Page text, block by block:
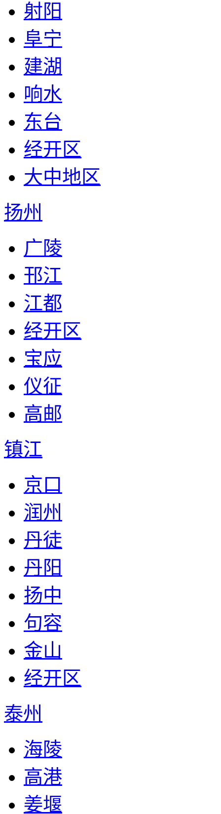
射阳
阜宁
建湖
响水
东台
经开区
大中地区
扬州
广陵
邗江
江都
经开区
宝应
仪征
高邮
镇江
京口
润州
丹徒
丹阳
扬中
句容
金山
经开区
泰州
海陵
高港
姜堰